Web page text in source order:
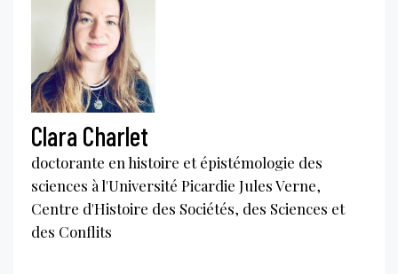
Clara Charlet
doctorante en histoire et épistémologie des
sciences à l'Université Picardie Jules Verne,
Centre d'Histoire des Sociétés, des Sciences et
des Conflits